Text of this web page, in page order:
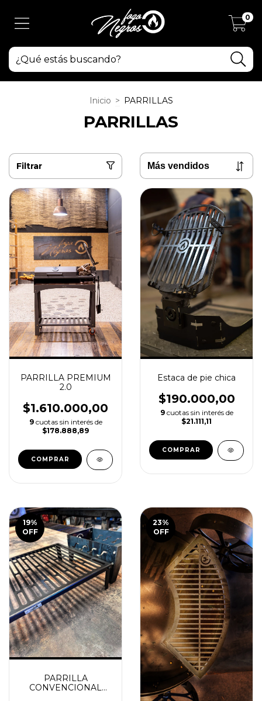
0
Inicio > PARRILLAS
PARRILLAS
Filtrar
PARRILLA PREMIUM
2.0
$1.610.000,00
9 cuotas sin interés de
$178.888,89
COMPRAR
Estaca de pie chica
$190.000,00
9 cuotas sin interés de
$21.111,11
19%
OFF
PARRILLA
CONVENCIONAL
23%
OFF